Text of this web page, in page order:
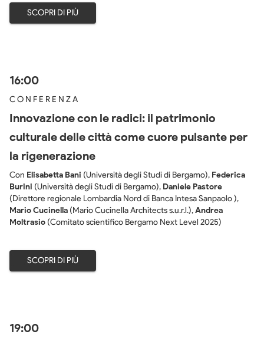
SCOPRI DI PIÙ
16:00
CONFERENZA
Innovazione con le radici: il patrimonio
culturale delle città come cuore pulsante per
la rigenerazione
Con Elisabetta Bani (Università degli Studi di Bergamo), Federica
Burini (Università degli Studi di Bergamo), Daniele Pastore
(Direttore regionale Lombardia Nord di Banca Intesa Sanpaolo),
Mario Cucinella (Mario Cucinella Architects s.u.r.l.),Andrea
Moltrasio (Comitato scientifico Bergamo Next Level 2025)
SCOPRI DI PIÙ
19:00